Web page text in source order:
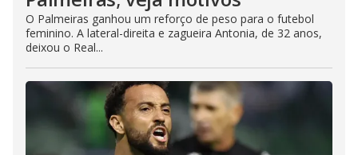
O Palmeiras ganhou um reforço de peso para o futebol
feminino. A lateral-direita e zagueira Antonia, de 32 anos,
deixou o Real...